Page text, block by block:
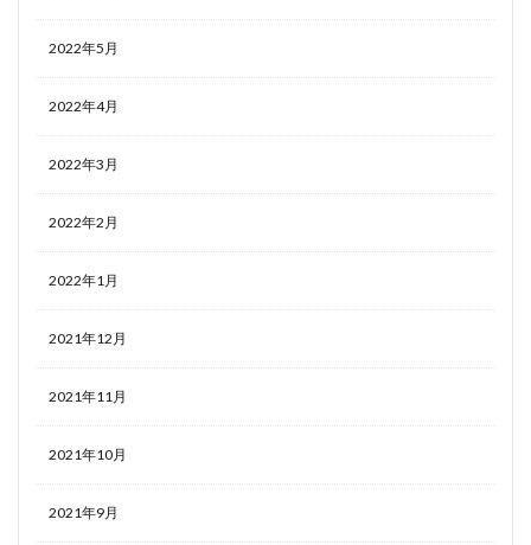
2022年5月
2022年4月
2022年3月
2022年2月
2022年1月
2021年12月
2021年11月
2021年10月
2021年9月